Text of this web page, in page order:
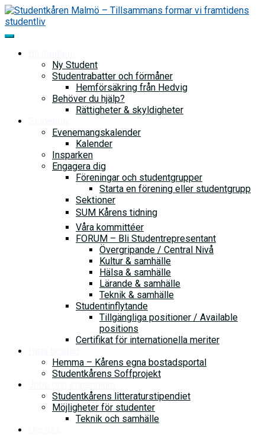
Skip
to
content
Ny Student
Studentrabatter och förmåner
Hemförsäkring från Hedvig
Behöver du hjälp?
Rättigheter & skyldigheter
Evenemangskalender
Kalender
Insparken
Engagera dig
Föreningar och studentgrupper
Starta en förening eller studentgrupp
Sektioner
SUM Kårens tidning
Våra kommittéer
FORUM – Bli Studentrepresentant
Övergripande / Central Nivå
Kultur & samhälle
Hälsa & samhälle
Lärande & samhälle
Teknik & samhälle
Studentinflytande
Tillgängliga positioner / Available
positions
Certifikat för internationella meriter
Hemma – Kårens egna bostadsportal
Studentkårens Soffprojekt
Studentkårens litteraturstipendiet
Möjligheter för studenter
Teknik och samhälle